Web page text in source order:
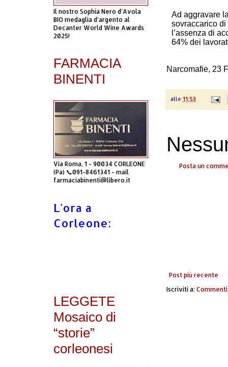
Ad aggravare
sovraccarico di
l’assenza di
64% dei
Narcomafie, 23
alle 11:53
Posta un
Post più recente
Iscriviti a:
Il nostro Sophia Nero d’Avola
BIO medaglia d’argento al
Decanter World Wine Awards
2025!
FARMACIA
BINENTI
Via Roma, 1 - 90034 CORLEONE
(Pa) 📞091-8461341 - mail
farmaciabinenti@libero.it
L'ora a
Corleone:
LEGGETE
Mosaico di
“storie”
corleonesi